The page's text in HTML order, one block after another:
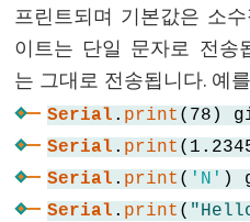
do...
while
else
for
goto
if
return
프린트되며 기본값은 소
이트는 단일 문자로 전송
는 그대로 전송됩니다. 예
Serial . print (78)
Serial . print
Serial . print ( 'N' )
Serial . print (